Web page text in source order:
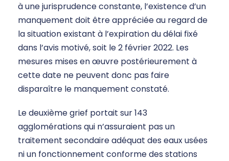
à une jurisprudence constante, l’existence d’un
manquement doit être appréciée au regard de
la situation existant à l’expiration du délai fixé
dans l’avis motivé, soit le 2 février 2022. Les
mesures mises en œuvre postérieurement à
cette date ne peuvent donc pas faire
disparaître le manquement constaté.
Le deuxième grief portait sur 143
agglomérations qui n’assuraient pas un
traitement secondaire adéquat des eaux usées
ni un fonctionnement conforme des stations